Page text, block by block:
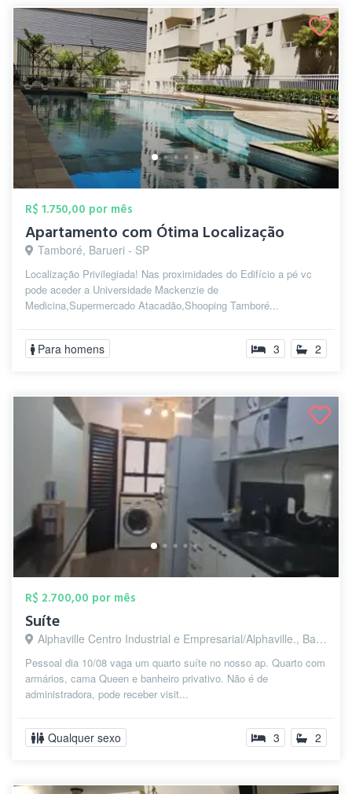
R$ 1.750,00 por mês
Apartamento com Ótima Localização
Tamboré, Barueri - SP
Localização Privilegiada! Nas proximidades do Edifício a pé vc
pode aceder a Universidade Mackenzie de
Medicina,Supermercado Atacadão,Shooping Tamboré...
Para homens 3 2
R$ 2.700,00 por mês
Suíte
Alphaville Centro Industrial e Empresarial/Alphaville., Barueri - SP
Pessoal dia 10/08 vaga um quarto suíte no nosso ap. Quarto com
armários, cama Queen e banheiro privativo. Não é de
administradora, pode receber visit...
Qualquer sexo 3 2